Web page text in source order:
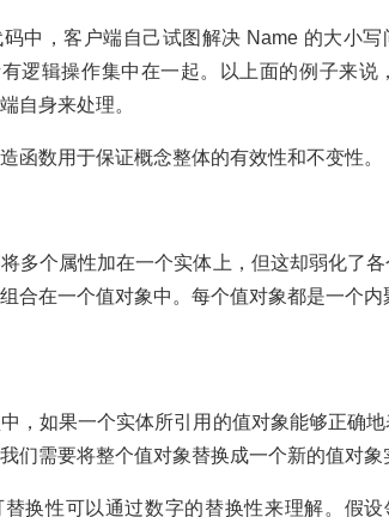
，客户端自己试图解决 Name 的大小写
逻辑操作集中在一起。以上面的例子来
自身来处理。
数用于保证概念整体的有效性和不变性。
个属性加在一个实体上，但这却弱化了各
合在一个值对象中。每个值对象都是一个
如果一个实体所引用的值对象能够正确地
们需要将整个值对象替换成一个新的值对象
性可以通过数字的替换性来理解。假设